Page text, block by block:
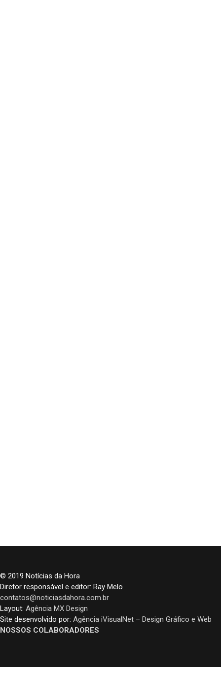
© 2019 Notícias da Hora
Diretor responsável e editor: Ray Melo
contatos@noticiasdahora.com.br
Layout: Agência MX Design
Site desenvolvido por: Agência iVisualNet – Design Gráfico e Web
NOSSOS COLABORADORES